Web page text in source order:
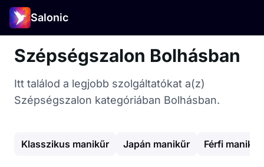
Salonic
Szépségszalon Bolhásban
Itt találod a legjobb szolgáltatókat a(z)
Szépségszalon kategóriában Bolhásban.
Klasszikus manikűr Japán manikűr Férfi manikűr